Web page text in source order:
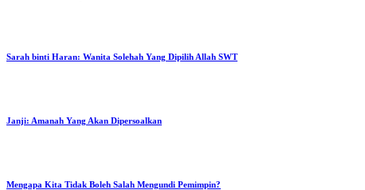
Sarah binti Haran: Wanita Solehah Yang Dipilih Allah SWT
Janji: Amanah Yang Akan Dipersoalkan
Mengapa Kita Tidak Boleh Salah Mengundi Pemimpin?